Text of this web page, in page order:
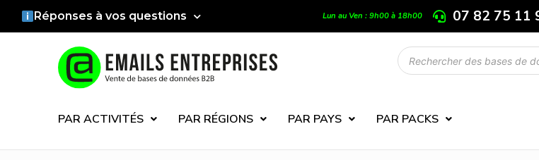
Réponses à vos questions Lun au Ven : 9h00 à 18h00 07 82 75 11
PAR ACTIVITÉS PAR RÉGIONS PAR PAYS PAR PACKS